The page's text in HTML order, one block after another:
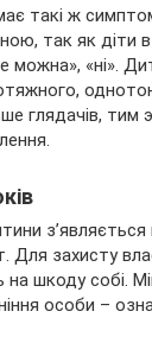
такі ж
так як діти
можна», «ні».
глядачів, тим
Для захисту
на шкоду собі.
особи –